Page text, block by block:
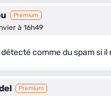
Premium
à 16h49
comme du spam si
Premium